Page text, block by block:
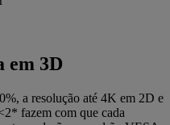
em 3D
a resolução até 4K em 2D e
fazem com que cada